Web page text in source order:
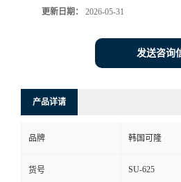
更新日期： 2026-05-31
发送咨询
产品详请
品牌 韩国可隆
货号 SU-625